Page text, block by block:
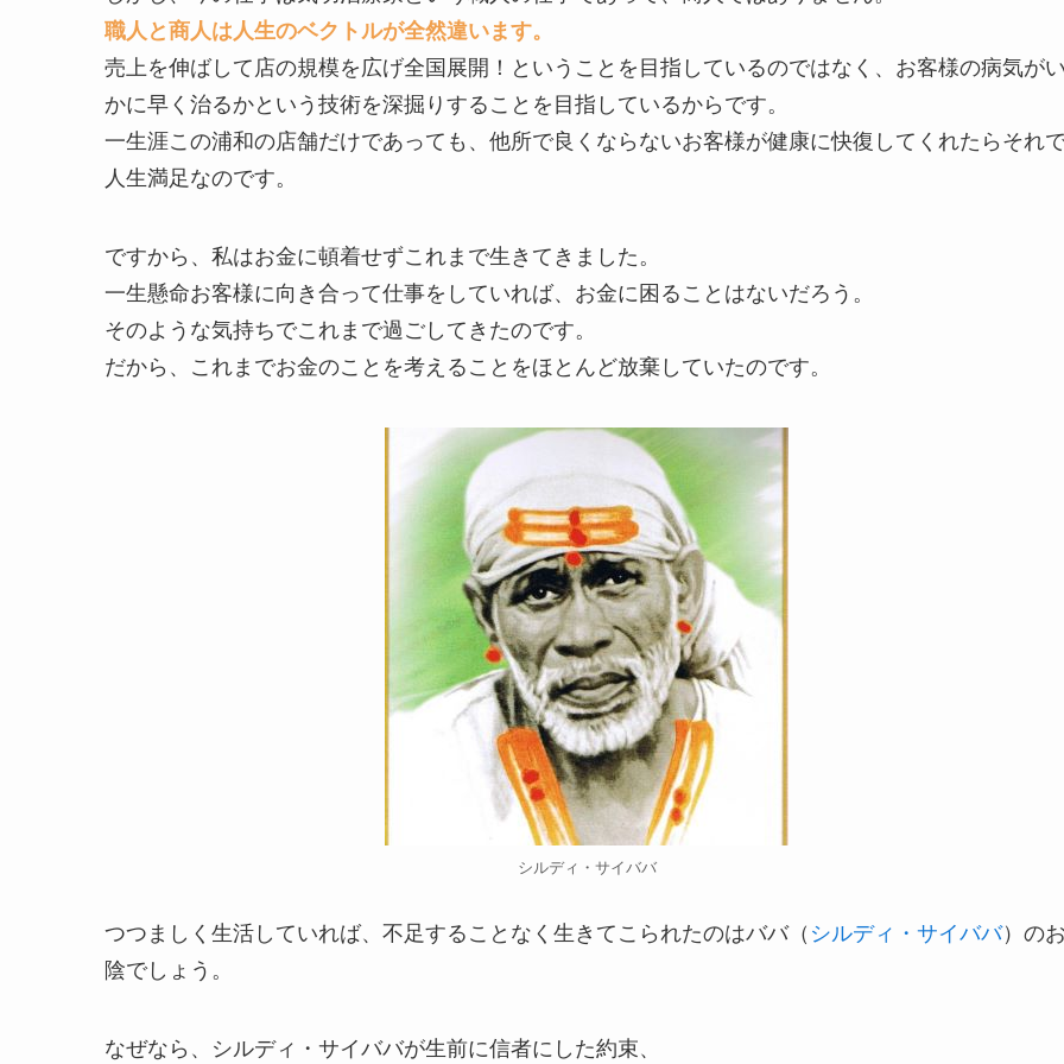
職人と商人は人生のベクトルが全然違います。
売上を伸ばして店の規模を広げ全国展開！ということを目指しているのではなく、お客様の病気が
かに早く治るかという技術を深掘りすることを目指しているからです。
一生涯この浦和の店舗だけであっても、他所で良くならないお客様が健康に快復してくれたらそれ
人生満足なのです。
ですから、私はお金に頓着せずこれまで生きてきました。
一生懸命お客様に向き合って仕事をしていれば、お金に困ることはないだろう。
そのような気持ちでこれまで過ごしてきたのです。
だから、これまでお金のことを考えることをほとんど放棄していたのです。
シルディ・サイババ
つつましく生活していれば、不足することなく生きてこられたのはババ（ シルディ・サイババ）の
陰でしょう。
なぜなら、シルディ・サイババが生前に信者にした約束、